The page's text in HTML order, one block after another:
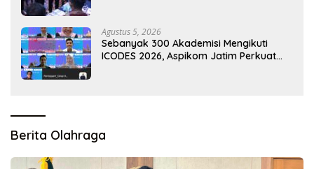
Agustus 5, 2026
Sebanyak 300 Akademisi Mengikuti
ICODES 2026, Aspikom Jatim Perkuat
Berita Olahraga